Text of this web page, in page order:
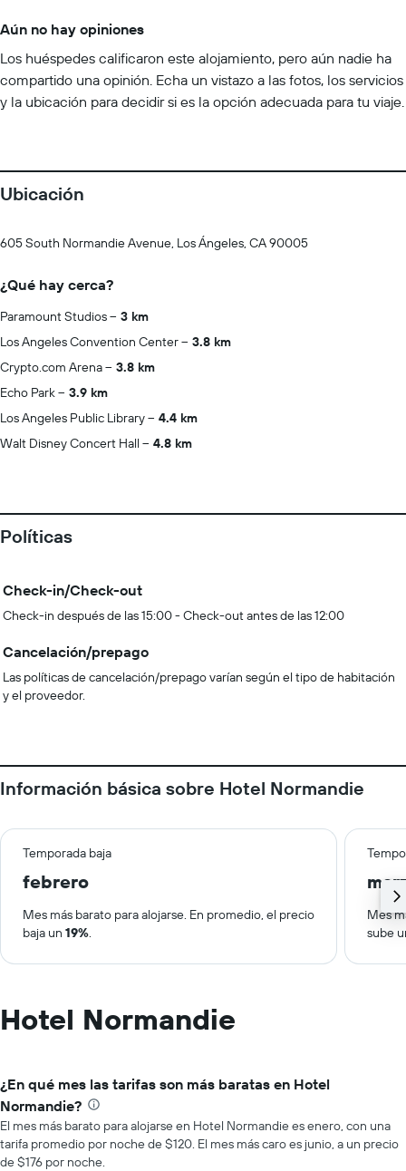
Aún no hay opiniones
Los huéspedes calificaron este alojamiento, pero aún nadie ha
compartido una opinión. Echa un vistazo a las fotos, los servicios
y la ubicación para decidir si es la opción adecuada para tu viaje.
Ubicación
605 South Normandie Avenue, Los Ángeles, CA 90005
¿Qué hay cerca?
Paramount Studios
3 km
Los Angeles Convention Center
3.8 km
Crypto.com Arena
3.8 km
Echo Park
3.9 km
Los Angeles Public Library
4.4 km
Walt Disney Concert Hall
4.8 km
Políticas
Check-in/Check-out
Check-in después de las 15:00 - Check-out antes de las 12:00
Cancelación/prepago
Las políticas de cancelación/prepago varían según el tipo de habitación
y el proveedor.
Información básica sobre Hotel Normandie
Temporada baja
febrero
Mes más barato para alojarse. En promedio, el precio
baja un 19%.
Mes
sube
Hotel Normandie
¿En qué mes las tarifas son más baratas en Hotel
Normandie?
El mes más barato para alojarse en Hotel Normandie es enero, con una
tarifa promedio por noche de $120. El mes más caro es junio, a un precio
de $176 por noche.